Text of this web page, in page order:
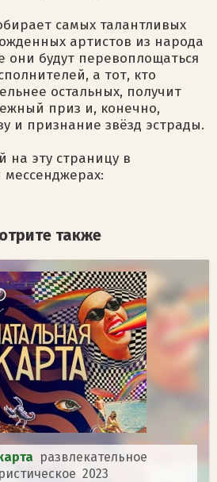
самых талантливых
артистов из народа
они будут перевоплощаться
а тот, кто
остальных, получит
приз и, конечно,
и признание звёзд эстрады.
на эту страницу в
мессенджерах:
также
развлекательное
2023